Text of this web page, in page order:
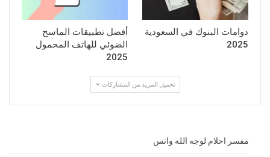
دوامات البنوك في السعودية
2025
أفضل تطبيقات الماسح
الضوئي للهاتف المحمول
2025
تحميل المزيد من المشاركات
مفسر احلام لوجه الله واتس